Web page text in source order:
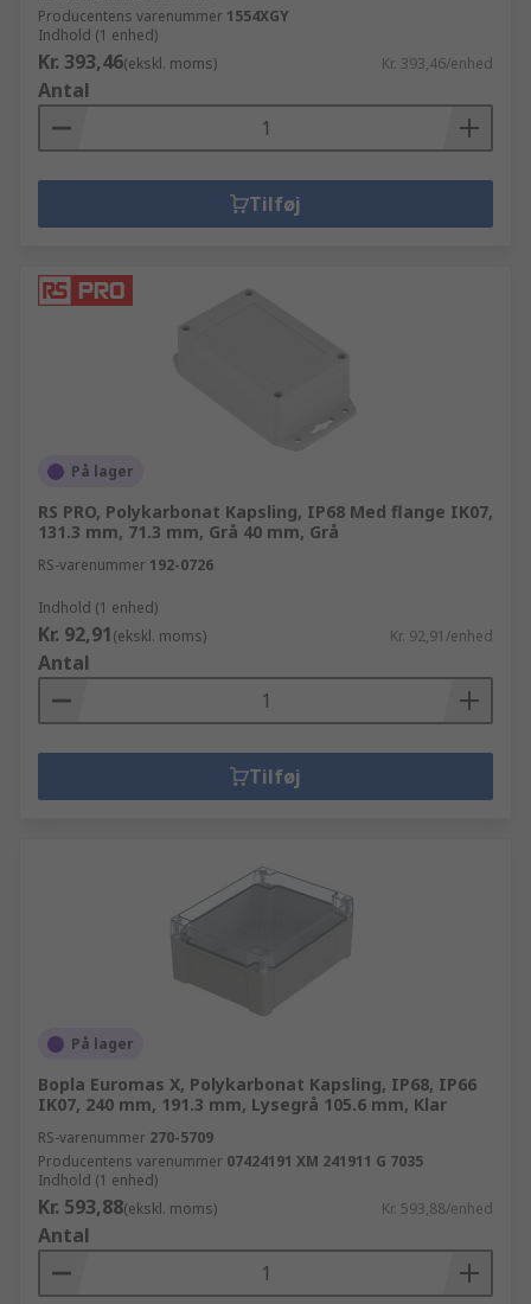
Producentens varenummer 1554XGY
Indhold (1 enhed)
Kr. 393,46(ekskl. moms) Kr. 393,46/enhed
Antal
Tilføj
På lager
RS PRO, Polykarbonat Kapsling, IP68 Med flange IK07,
131.3 mm, 71.3 mm, Grå 40 mm, Grå
RS-varenummer 192-0726
Indhold (1 enhed)
Kr. 92,91(ekskl. moms) Kr. 92,91/enhed
Antal
Tilføj
På lager
Bopla Euromas X, Polykarbonat Kapsling, IP68, IP66
IK07, 240 mm, 191.3 mm, Lysegrå 105.6 mm, Klar
RS-varenummer 270-5709
Producentens varenummer 07424191 XM 241911 G 7035
Indhold (1 enhed)
Kr. 593,88(ekskl. moms) Kr. 593,88/enhed
Antal